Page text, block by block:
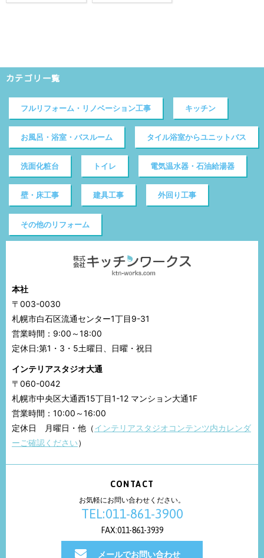
カテゴリ一覧
フルリフォーム・リノベーション工事 キッチン
お風呂・浴室・バスルーム タイル浴室からユニットバス
洗面化粧台 トイレ 電気温水器・石油給湯器
壁・床工事 建具工事 外回り工事
その他のリフォーム
本社
〒003-0030
札幌市白石区流通センター1丁目9-31
営業時間：9:00～18:00
定休日:第1・3・5土曜日、日曜・祝日
インテリアスタジオ大通
〒060-0042
札幌市中央区大通西15丁目1-12 マンション大通1F
営業時間：10:00～16:00
定休日 月曜日・他（インテリアスタジオコンテンツ内カレンダ
ーご確認ください）
CONTACT
お気軽にお問い合わせください。
TEL:011-861-3900
FAX:011-861-3939
メールでお問い合わせ